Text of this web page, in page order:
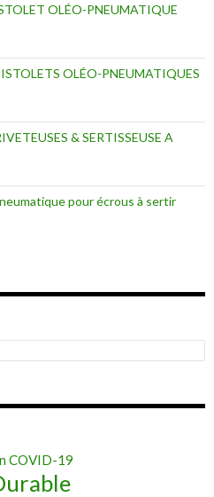
OLÉO-PNEUMATIQUE
OLÉO-PNEUMATIQUES
& SERTISSEUSE A
pour écrous à sertir
COVID-19